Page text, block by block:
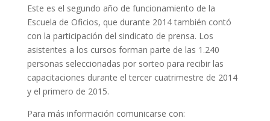
Este es el segundo año de funcionamiento de la
Escuela de Oficios, que durante 2014 también contó
con la participación del sindicato de prensa. Los
asistentes a los cursos forman parte de las 1.240
personas seleccionadas por sorteo para recibir las
capacitaciones durante el tercer cuatrimestre de 2014
y el primero de 2015.
Para más información comunicarse con: